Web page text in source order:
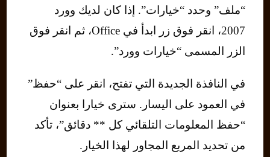
“ملف” وحدد “خيارات”. إذا كان لديك وورد
2007، انقر فوق زر ابدأ في Office، ثم انقر فوق
الزر المسمى “خيارات وورد”.
في النافذة الجديدة التي تفتح، انقر على “حفظ”
في العمود على اليسار. سترى خيارا بعنوان
“حفظ المعلومات التلقائي كل ** دقائق”، تأكد
من تحديد المربع المجاور لهذا الخيار.